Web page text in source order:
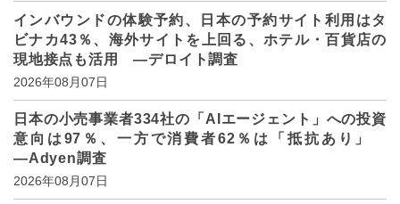
インバウンドの体験予約、日本の予約サイト利用はタ
ビナカ43％、海外サイトを上回る、ホテル・百貨店の
現地接点も活用 ―デロイト調査
2026年08月07日
日本の小売事業者334社の「AIエージェント」への投資
意向は97％、一方で消費者62％は「抵抗あり」
―Adyen調査
2026年08月07日